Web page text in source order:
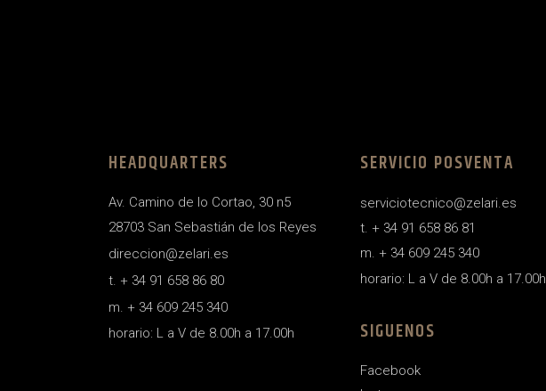
HEADQUARTERS
Av. Camino de lo Cortao, 30 n5
28703 San Sebastián de los Reyes
direccion@zelari.es
t. + 34 91 658 86 80
m. + 34 609 245 340
horario: L a V de 8.00h a 17.00h
SERVICIO POSVENTA
serviciotecnico@zelari.es
t. + 34 91 658 86 81
m. + 34 609 245 340
horario: L a V de 8.00h a 17.00h
SIGUENOS
Facebook